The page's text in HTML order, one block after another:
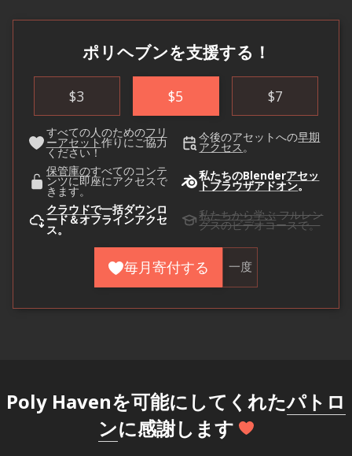
ポリヘブンを支援する！
$3 $5 $7
すべての人のためのフリ
ーアセット作りにご協力
ください！
今後のアセットへの早期
アクセス。
保管庫のすべてのコンテ
ンツに即座にアクセスで
きます。
私たちのBlenderアセッ
トブラウザアドオン。
クラウドで一括ダウンロ
ード＆オフラインアクセ
ス。
私たちから学ぶフルレン
グスのビデオコースで。
毎月寄付する 一度
Poly Havenを可能にしてくれたパトロ
ンに感謝します